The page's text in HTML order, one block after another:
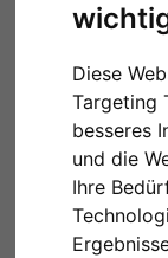
Diese
Targeting
besseres
und die
Ihre